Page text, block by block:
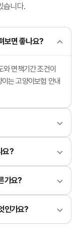
습니다.
보면 좋나요?
와 면책기간 조건이
는 고양이보험 안내
요?
가요?
인가요?